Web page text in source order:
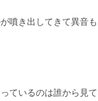
噴き出してきて異音も
ているのは誰から見て